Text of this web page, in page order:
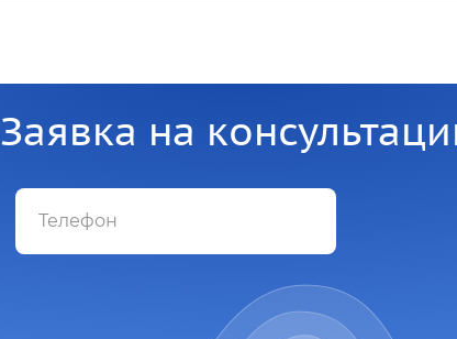
Заявка на